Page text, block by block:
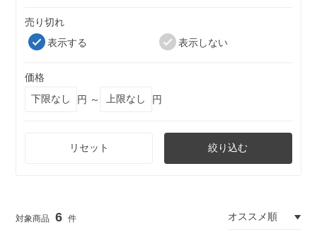
売り切れ
表示する
表示しない
価格
円 ～
円
リセット 絞り込む
6